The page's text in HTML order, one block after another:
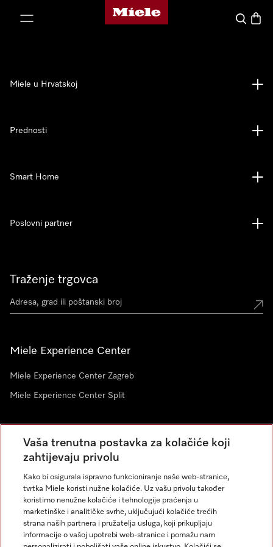
Miele početna stranica
Pretraga
Traženje trgovca
Miele Experience Center
Miele Experience Center Zagreb
Miele Experience Center Split
Newsletter
Miele u Hrvatskoj
Prednosti
Smart Home
Poslovni partner
Vaša trenutna postavka za kolačiće koji
zahtijevaju privolu
Kako bi osigurala ispravno funkcioniranje naše web-stranice,
tvrtka Miele koristi nužne kolačiće. Uz vašu privolu također
koristimo nenužne kolačiće i tehnologije praćenja u
marketinške i analitičke svrhe, uključujući kolačiće trećih
strana naših partnera i pružatelja usluga, koji prikupljaju
informacije o vašoj upotrebi web-stranice i pomažu nam